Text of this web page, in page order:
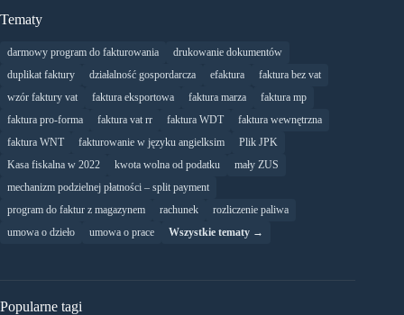
Tematy
darmowy program do fakturowania
drukowanie dokumentów
duplikat faktury
działalność gospordarcza efaktura
faktura bez vat
wzór faktury vat
faktura eksportowa faktura marza
faktura mp
faktura pro-forma
faktura vat rr faktura WDT
faktura wewnętrzna
faktura WNT
fakturowanie w języku angielksim
Plik JPK
Kasa fiskalna w 2022
kwota wolna od podatku
mały ZUS
mechanizm podzielnej płatności – split payment
program do faktur z magazynem
rachunek
rozliczenie paliwa
umowa o dzieło
umowa o prace Wszystkie tematy →
Popularne tagi